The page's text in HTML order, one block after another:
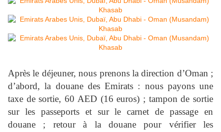
Après le déjeuner, nous prenons la direction d’Oman ;
d’abord, la douane des Emirats : nous payons une
taxe de sortie, 60 AED (16 euros) ; tampon de sortie
sur les passeports et sur le carnet de passage en
douane ; retour à la douane pour vérifier les